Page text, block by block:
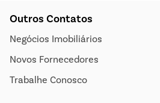
Outros Contatos
Negócios Imobiliários
Novos Fornecedores
Trabalhe Conosco